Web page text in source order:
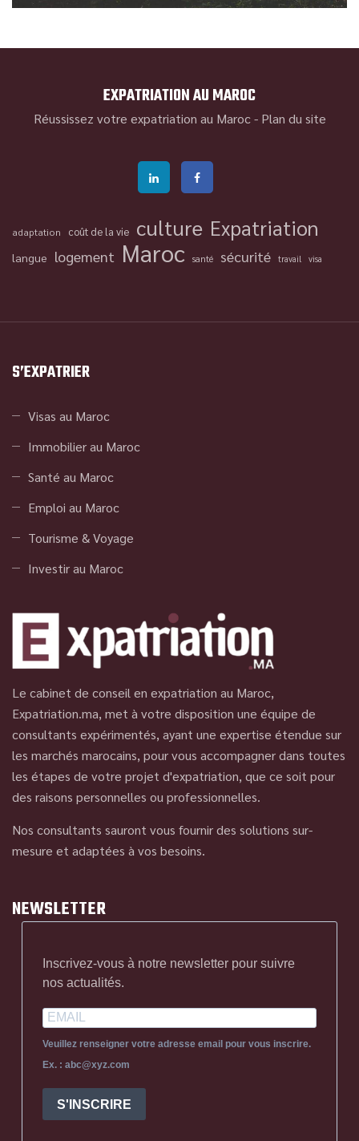
EXPATRIATION AU MAROC
Réussissez votre expatriation au Maroc - Plan du site
adaptation coût de la vie culture Expatriation
langue logement Maroc santé sécurité travail visa
S’EXPATRIER
Visas au Maroc
Immobilier au Maroc
Santé au Maroc
Emploi au Maroc
Tourisme & Voyage
Investir au Maroc
Le cabinet de conseil en expatriation au Maroc,
Expatriation.ma, met à votre disposition une équipe de
consultants expérimentés, ayant une expertise étendue sur
les marchés marocains, pour vous accompagner dans toutes
les étapes de votre projet d'expatriation, que ce soit pour
des raisons personnelles ou professionnelles.
Nos consultants sauront vous fournir des solutions sur-
mesure et adaptées à vos besoins.
NEWSLETTER
Inscrivez-vous à notre newsletter pour suivre
nos actualités.
Veuillez renseigner votre adresse email pour vous inscrire.
Ex. : abc@xyz.com
S'INSCRIRE